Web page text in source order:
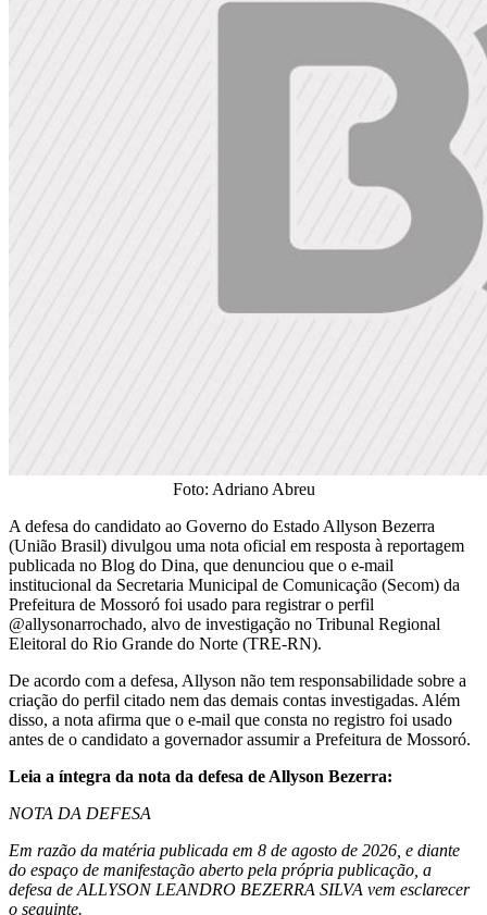
Foto: Adriano Abreu
A defesa do candidato ao Governo do Estado Allyson Bezerra
(União Brasil) divulgou uma nota oficial em resposta à reportagem
publicada no Blog do Dina, que denunciou que o e-mail
institucional da Secretaria Municipal de Comunicação (Secom) da
Prefeitura de Mossoró foi usado para registrar o perfil
@allysonarrochado, alvo de investigação no Tribunal Regional
Eleitoral do Rio Grande do Norte (TRE-RN).
De acordo com a defesa, Allyson não tem responsabilidade sobre a
criação do perfil citado nem das demais contas investigadas. Além
disso, a nota afirma que o e-mail que consta no registro foi usado
antes de o candidato a governador assumir a Prefeitura de Mossoró.
Leia a íntegra da nota da defesa de Allyson Bezerra:
NOTA DA DEFESA
Em razão da matéria publicada em 8 de agosto de 2026, e diante
do espaço de manifestação aberto pela própria publicação, a
defesa de ALLYSON LEANDRO BEZERRA SILVA vem esclarecer
o seguinte.